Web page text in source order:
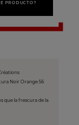
PRODUCTO?
Noir Orange 56
que la frescura de la